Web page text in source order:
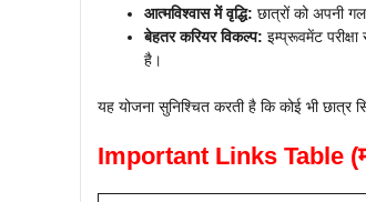
आत्मविश्वास में वृद्धि: छात्रों को अपनी
बेहतर करियर विकल्प: इम्प्रूवमेंट
है।
यह योजना सुनिश्चित करती है कि कोई भी छात्र
Important Links Table